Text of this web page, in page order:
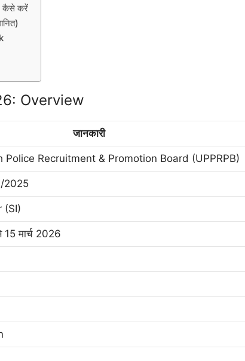
कैसे करें
Overview
जानकारी
Police Recruitment & Promotion Board (UPPRPB)
2025
(SI)
15 मार्च 2026